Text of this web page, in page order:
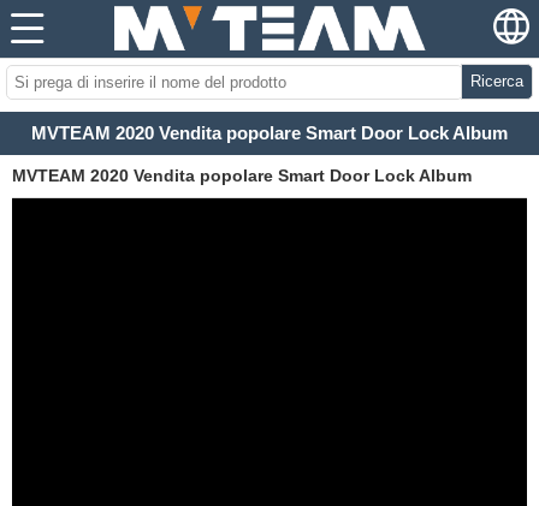
Ricerca
MVTEAM 2020 Vendita popolare Smart Door Lock Album
MVTEAM 2020 Vendita popolare Smart Door Lock Album